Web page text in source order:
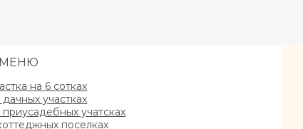
на 6 сотках
участках
учатсках
поселках